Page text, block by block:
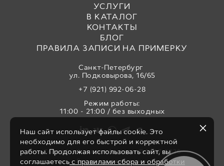
УСЛУГИ
В КАТАЛОГ
КОНТАКТЫ
БЛОГ
ПРАВИЛА ЗАПИСИ НА ПРИМЕРКУ
Санкт-Петербург
ул. Подковырова, 16/65
+7 (921) 992-06-28
Режим работы:
11:00 - 21:00 / без выходных
Свадебный салон «Аврора» © 2017-2026
Все права защищены
Наш сайт использует файлы cookie. Это
необходимо для его быстрой и корректной
работы. Продолжая использовать сайт, вы
соглашаетесь с правилами сбора и обработки